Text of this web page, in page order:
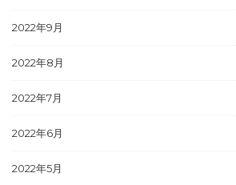
2022年9月
2022年8月
2022年7月
2022年6月
2022年5月